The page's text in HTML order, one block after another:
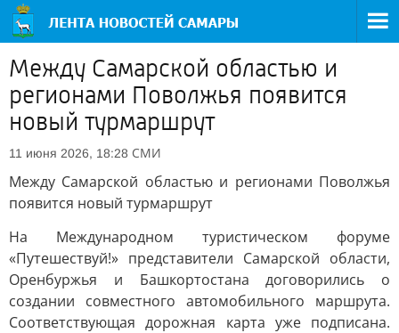
Между Самарской областью и
регионами Поволжья появится
новый турмаршрут
11 июня 2026, 18:28 СМИ
Между Самарской областью и регионами Поволжья
появится новый турмаршрут
На Международном туристическом форуме
«Путешествуй!» представители Самарской области,
Оренбуржья и Башкортостана договорились о
создании совместного автомобильного маршрута.
Соответствующая дорожная карта уже подписана.